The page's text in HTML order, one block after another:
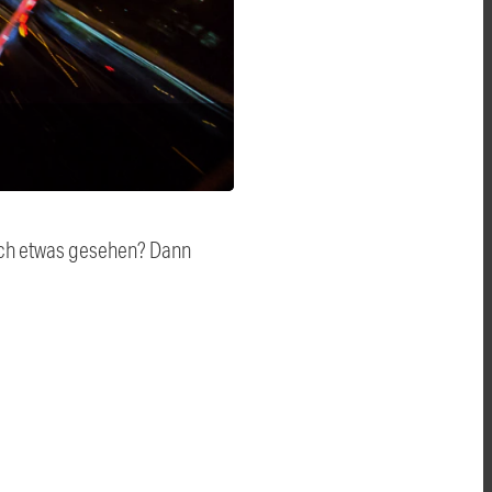
etwas gesehen? Dann